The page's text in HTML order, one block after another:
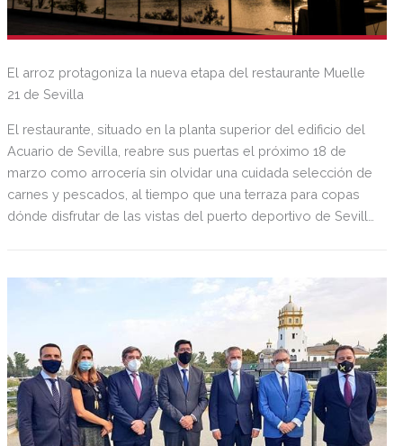
El arroz protagoniza la nueva etapa del restaurante Muelle
21 de Sevilla
El restaurante, situado en la planta superior del edificio del
Acuario de Sevilla, reabre sus puertas el próximo 18 de
marzo como arrocería sin olvidar una cuidada selección de
carnes y pescados, al tiempo que una terraza para copas
dónde disfrutar de las vistas del puerto deportivo de Sevilla.